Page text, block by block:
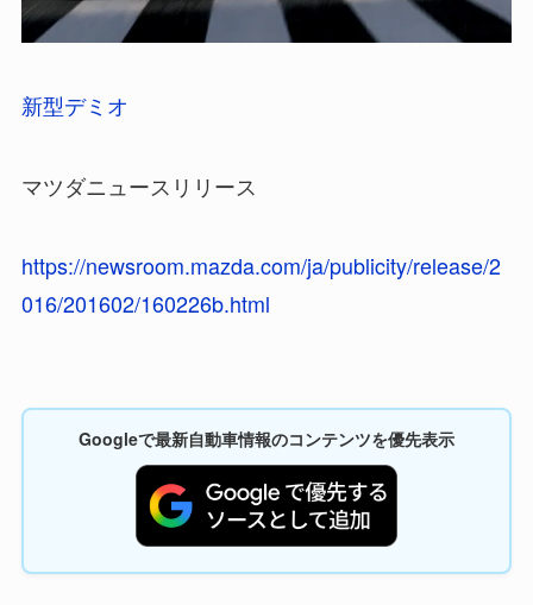
新型デミオ
マツダニュースリリース
https://newsroom.mazda.com/ja/publicity/release/2
016/201602/160226b.html
Googleで最新自動車情報のコンテンツを優先表示